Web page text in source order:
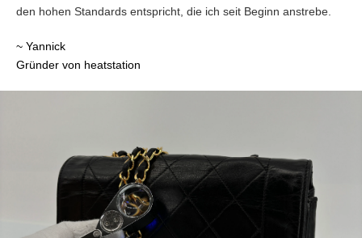
den hohen Standards entspricht, die ich seit Beginn anstrebe.
~ Yannick
Gründer von heatstation